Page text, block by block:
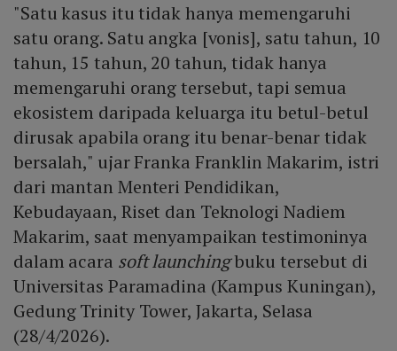
"Satu kasus itu tidak hanya memengaruhi
satu orang. Satu angka [vonis], satu tahun, 10
tahun, 15 tahun, 20 tahun, tidak hanya
memengaruhi orang tersebut, tapi semua
ekosistem daripada keluarga itu betul-betul
dirusak apabila orang itu benar-benar tidak
bersalah," ujar Franka Franklin Makarim, istri
dari mantan Menteri Pendidikan,
Kebudayaan, Riset dan Teknologi Nadiem
Makarim, saat menyampaikan testimoninya
dalam acara soft launchingbuku tersebut di
Universitas Paramadina (Kampus Kuningan),
Gedung Trinity Tower, Jakarta, Selasa
(28/4/2026).